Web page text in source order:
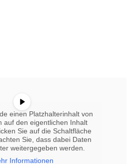
einen Platzhalterinhalt von
auf den eigentlichen Inhalt
Sie auf die Schaltfläche
Sie, dass dabei Daten
weitergegeben werden.
Informationen